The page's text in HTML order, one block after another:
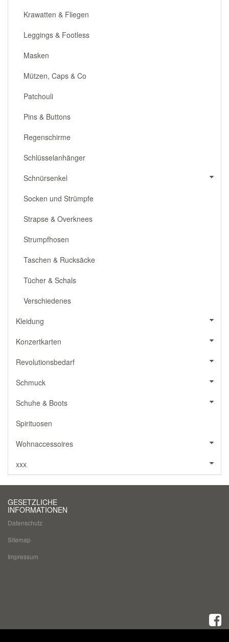
Krawatten & Fliegen
Leggings & Footless
Masken
Mützen, Caps & Co
Patchouli
Pins & Buttons
Regenschirme
Schlüsselanhänger
Schnürsenkel
Socken und Strümpfe
Strapse & Overknees
Strumpfhosen
Taschen & Rucksäcke
Tücher & Schals
Verschiedenes
Kleidung
Konzertkarten
Revolutionsbedarf
Schmuck
Schuhe & Boots
Spirituosen
Wohnaccessoires
xxx
GESETZLICHE
INFORMATIONEN
Datenschutz
Sitemap
Impressum